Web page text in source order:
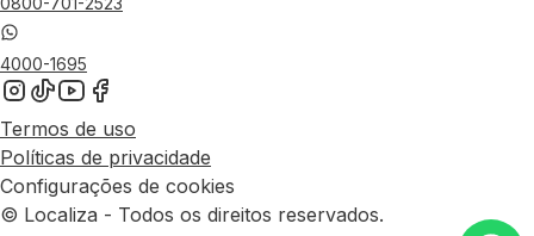
4000-1695
Termos de uso
Políticas de privacidade
Configurações de cookies
© Localiza - Todos os direitos reservados.